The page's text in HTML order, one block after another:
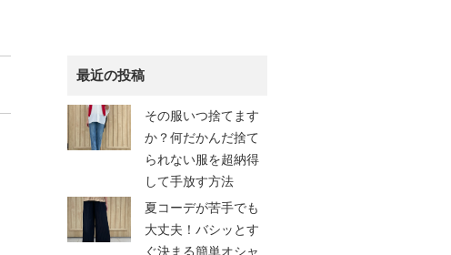
最近の投稿
その服いつ捨てます
か？何だかんだ捨て
られない服を超納得
して手放す方法
夏コーデが苦手でも
大丈夫！バシッとす
ぐ決まる簡単オシャ